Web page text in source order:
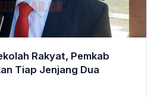
Rakyat, Pemkab
Tiap Jenjang Dua